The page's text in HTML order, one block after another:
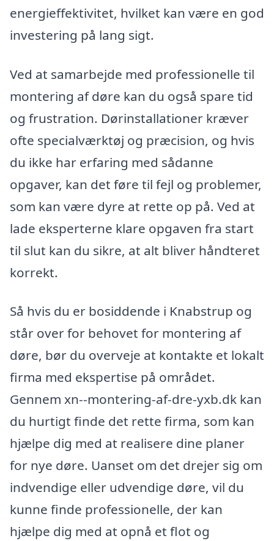
energieffektivitet, hvilket kan være en god
investering på lang sigt.
Ved at samarbejde med professionelle til
montering af døre kan du også spare tid
og frustration. Dørinstallationer kræver
ofte specialværktøj og præcision, og hvis
du ikke har erfaring med sådanne
opgaver, kan det føre til fejl og problemer,
som kan være dyre at rette op på. Ved at
lade eksperterne klare opgaven fra start
til slut kan du sikre, at alt bliver håndteret
korrekt.
Så hvis du er bosiddende i Knabstrup og
står over for behovet for montering af
døre, bør du overveje at kontakte et lokalt
firma med ekspertise på området.
Gennem xn--montering-af-dre-yxb.dk kan
du hurtigt finde det rette firma, som kan
hjælpe dig med at realisere dine planer
for nye døre. Uanset om det drejer sig om
indvendige eller udvendige døre, vil du
kunne finde professionelle, der kan
hjælpe dig med at opnå et flot og